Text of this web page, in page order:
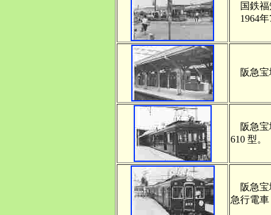
国鉄福
1964年
阪急宝
阪急宝
610 型。
阪急宝
急行電車